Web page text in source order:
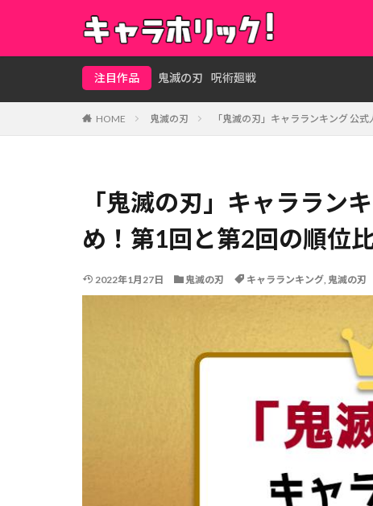
注目作品 鬼滅の刃 呪術廻戦
HOME 鬼滅の刃 「鬼滅の刃」キャラランキング 公
「鬼滅の刃」キャララン
め！第1回と第2回の順位
2022年1月27日 鬼滅の刃 キャラランキング, 鬼滅の刃